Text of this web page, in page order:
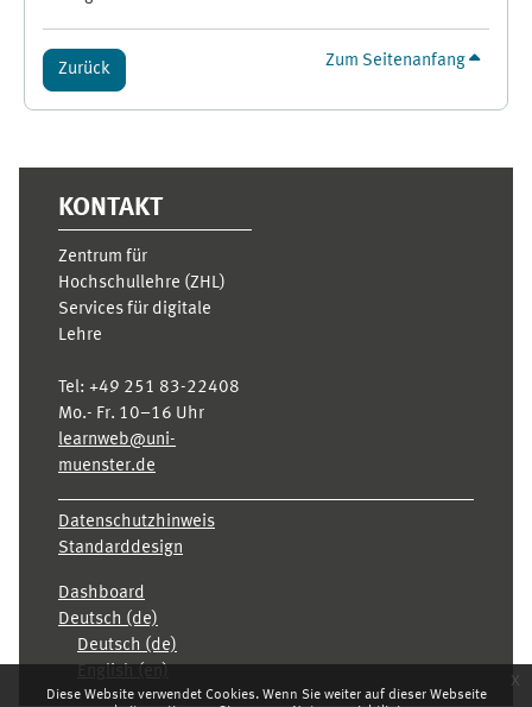
Diese Website verwendet Cookies. Wenn Sie weiter auf dieser Webseite
x
Zurück Zum Seitenanfang
KONTAKT
Zentrum für
Hochschullehre (ZHL)
Services für digitale
Lehre
Tel: +49 251 83-22408
Mo.- Fr. 10–16 Uhr
learnweb@uni-
muenster.de
Datenschutzhinweis
Standarddesign
Dashboard
Deutsch ‎(de)‎
Deutsch ‎(de)‎